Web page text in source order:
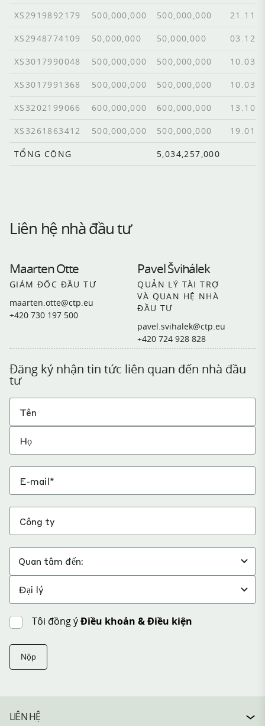
XS2919892179 500,000,000 500,000,000
XS2948774109 50,000,000 50,000,000
XS3017990048 500,000,000 500,000,000
XS3017991368 500,000,000 500,000,000
XS3202199066 600,000,000 600,000,000
XS3261863412 500,000,000 500,000,000
TỔNG CỘNG 5,034,257,000
Liên hệ nhà đầu tư
Maarten Otte
GIÁM ĐỐC ĐẦU TƯ
maarten.otte@ctp.eu
+420 730 197 500
Pavel Švihálek
QUẢN LÝ TÀI TRỢ
VÀ QUAN HỆ NHÀ
ĐẦU TƯ
pavel.svihalek@ctp.eu
+420 724 928 828
Đăng ký nhận tin tức liên quan đến nhà đầu
tư
Tôi đồng ýĐiều khoản & Điều kiện
Nộp
LIÊN HỆ